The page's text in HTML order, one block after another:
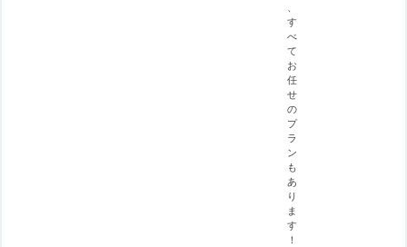
す
べ
て
お
任
せ
の
プ
ラ
ン
も
あ
り
ま
す
！